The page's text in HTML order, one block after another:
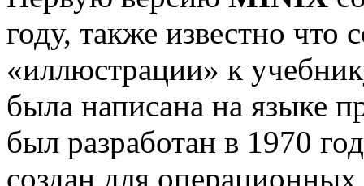
году, также известно что
«иллюстрации» к
была написана на языке
был разработан в 1970
создан для